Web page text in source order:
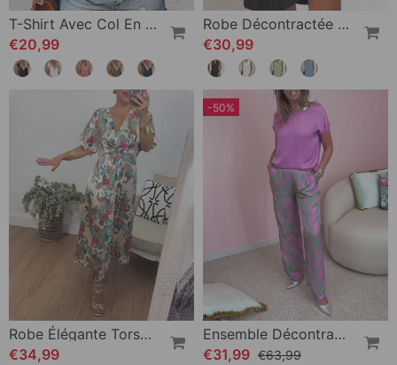
T-Shirt Avec Col En V Et Dentelle
€20,99
Robe Décontractée Sans Manches À Col En V
€30,99
Robe Élégante Torsadée À Col En V Et Imprimé Botanique
€34,99
-50%
Ensemble Décontracté Imprimé Avec Poches Et Manches Courtes
€31,99 €63,99